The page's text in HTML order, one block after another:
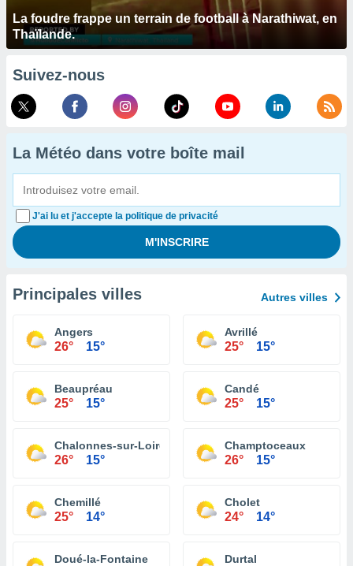
La foudre frappe un terrain de football à Narathiwat, en
Thaïlande.
Suivez-nous
La Météo dans votre boîte mail
J'ai lu et j'accepte la politique de privacité
Principales villes Autres villes
Angers
26° 15°
Avrillé
25° 15°
Beaupréau
25° 15°
Candé
25° 15°
Chalonnes-sur-Loire
26° 15°
Champtoceaux
26° 15°
Chemillé
25° 14°
Cholet
24° 14°
Doué-la-Fontaine Durtal